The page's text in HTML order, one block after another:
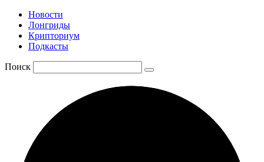
Новости
Лонгриды
Крипториум
Подкасты
Поиск